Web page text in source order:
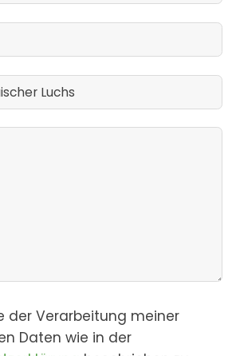
der Verarbeitung meiner
Daten wie in der